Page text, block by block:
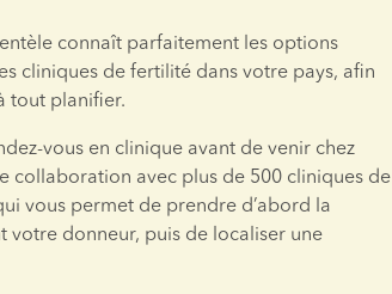
connaît parfaitement les options
cliniques de fertilité dans votre pays, afin
tout planifier.
vous en clinique avant de venir chez
collaboration avec plus de 500 cliniques de
vous permet de prendre d’abord la
donneur, puis de localiser une